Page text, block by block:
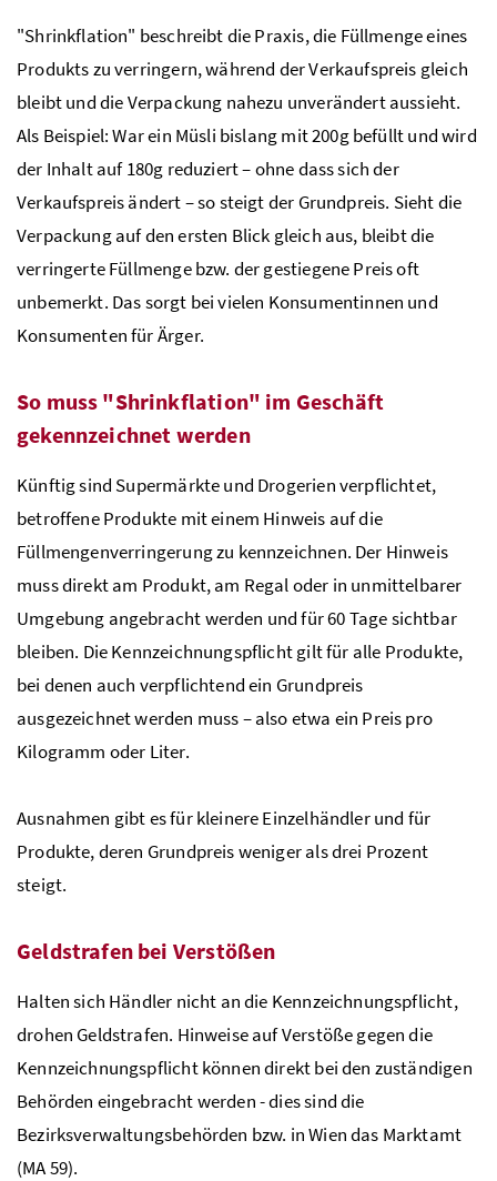
"Shrinkflation" beschreibt die Praxis, die Füllmenge eines
Produkts zu verringern, während der Verkaufspreis gleich
bleibt und die Verpackung nahezu unverändert aussieht.
Als Beispiel: War ein Müsli bislang mit 200g befüllt und wird
der Inhalt auf 180g reduziert – ohne dass sich der
Verkaufspreis ändert – so steigt der Grundpreis. Sieht die
Verpackung auf den ersten Blick gleich aus, bleibt die
verringerte Füllmengebzw. der gestiegene Preis oft
unbemerkt. Das sorgt bei vielen Konsumentinnen und
Konsumenten für Ärger.
So muss "Shrinkflation" im Geschäft
gekennzeichnet werden
Künftig sind Supermärkte und Drogerien verpflichtet,
betroffene Produkte mit einem Hinweis auf die
Füllmengenverringerung zu kennzeichnen. Der Hinweis
muss direkt am Produkt, am Regal oder in unmittelbarer
Umgebung angebracht werden und für 60 Tage sichtbar
bleiben. Die Kennzeichnungspflicht gilt für alle Produkte,
bei denen auch verpflichtend ein Grundpreis
ausgezeichnet werden muss – also etwa ein Preis pro
Kilogramm oder Liter.
Ausnahmen gibt es für kleinere Einzelhändler und für
Produkte, deren Grundpreis weniger als drei Prozent
steigt.
Geldstrafen bei Verstößen
Halten sich Händler nicht an die Kennzeichnungspflicht,
drohen Geldstrafen. Hinweise auf Verstöße gegen die
Kennzeichnungspflicht können direkt bei den zuständigen
Behörden eingebracht werden ­­- dies sind die
Bezirksverwaltungsbehörden bzw. in Wien das Marktamt
(MA59).